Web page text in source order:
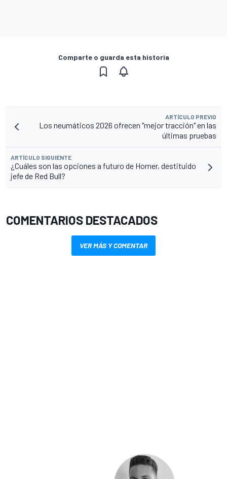
Comparte o guarda esta historia
ARTÍCULO PREVIO
Los neumáticos 2026 ofrecen "mejor tracción" en las
últimas pruebas
ARTÍCULO SIGUIENTE
¿Cuáles son las opciones a futuro de Horner, destituido
jefe de Red Bull?
COMENTARIOS DESTACADOS
VER MÁS Y COMENTAR